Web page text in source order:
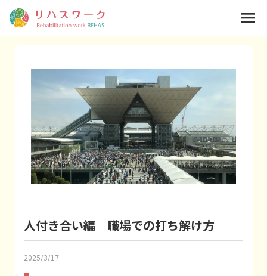
人付き合い編 職場での打ち解け方
2025/3/17
menu